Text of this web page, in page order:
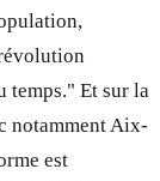
temps." Et sur la
notamment Aix-
est